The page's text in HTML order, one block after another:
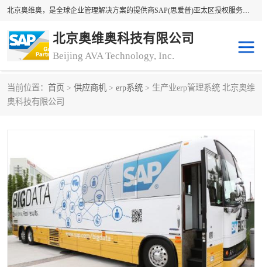
北京奥维奥，是全球企业管理解决方案的提供商SAP(思爱普)亚太区授权服务商领军者，SAP金牌服务商和代理商。企业ERP系统软件，SAP软件实施，17年来服务客户1500多家。提供SAP Business One，SAP Business ByDesign，SAP S/4HANA Cloud，SAP Analytics Cloud （分析云）等产品与解决方案。咨询专线：400-890-8880
北京奥维奥科技有限公司
Beijing AVA Technology, Inc.
当前位置： 首页 > 供应商机 > erp系统 > 生产业erp管理系统 北京奥维
奥科技有限公司
sap系统
sap软件开发 sap管理系统
码上用条码管理 扫码系统
工厂ERP软件 制造业ERP系统
工厂ERP系统 皮具厂erp系统